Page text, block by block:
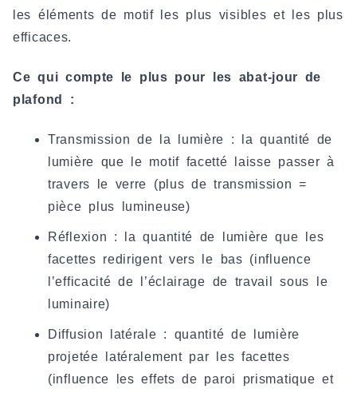
les éléments de motif les plus visibles et les plus
efficaces.
Ce qui compte le plus pour les abat-jour de
plafond :
Transmission de la lumière : la quantité de
lumière que le motif facetté laisse passer à
travers le verre (plus de transmission =
pièce plus lumineuse)
Réflexion : la quantité de lumière que les
facettes redirigent vers le bas (influence
l’efficacité de l’éclairage de travail sous le
luminaire)
Diffusion latérale : quantité de lumière
projetée latéralement par les facettes
(influence les effets de paroi prismatique et